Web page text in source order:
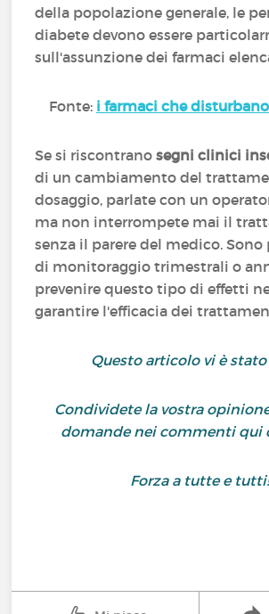
della popolazione generale, le
diabete devono essere
sull'assunzione dei farmaci
Fonte: i farmaci che
Se si riscontranosegni clinici
di un cambiamento del
dosaggio, parlate con un
ma non interrompete mai il
senza il parere del medico.
di monitoraggio trimestrali o
prevenire questo tipo di effetti
garantire l'efficacia dei
Questo articolo vi è
Condividete la vostra
domande nei commenti qui
Forza a tutte e tutti!